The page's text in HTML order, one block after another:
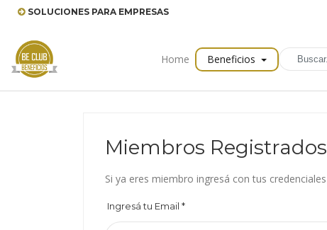
SOLUCIONES PARA EMPRESAS
Home Beneficios
Miembros Registrados
Si ya eres miembro ingresá con tus credenciales
Ingresá tu Email *